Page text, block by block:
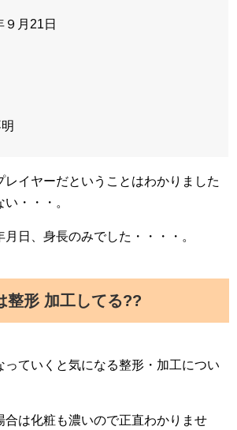
月21日
レイヤーだということはわかりました
・・・。
日、身長のみでした・・・・。
整形 加工してる??
っていくと気になる整形・加工につい
合は化粧も濃いので正直わかりませ